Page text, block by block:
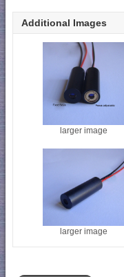
Additional Images
larger image
larger image